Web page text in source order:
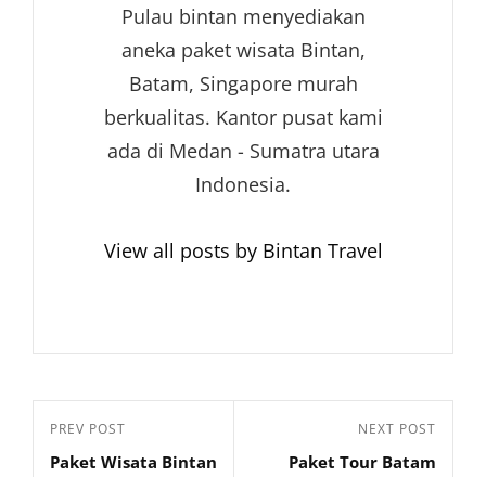
Pulau bintan menyediakan
aneka paket wisata Bintan,
Batam, Singapore murah
berkualitas. Kantor pusat kami
ada di Medan - Sumatra utara
Indonesia.
View all posts by Bintan Travel
Navigasi
pos
Previous
Post
PREV POST
Paket Wisata Bintan
Post
NEXT POST
Paket Tour Batam